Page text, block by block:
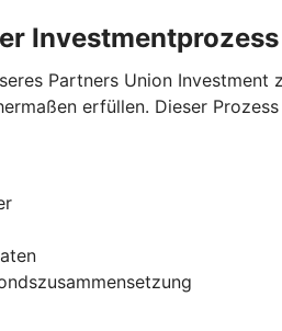
Investmentprozess
Partners Union
erfüllen. Dieser